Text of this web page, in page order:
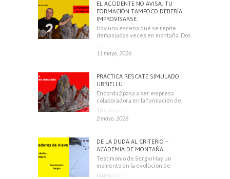
EL ACCIDENTE NO AVISA. TU
FORMACIÓN TAMPOCO DEBERÍA
IMPROVISARSE.
Hay una escena que se repite
demasiadas veces en montaña. Dos
11 mayo, 2026
PRÁCTICA RESCATE SIMULADO
URRIELLU
Encorda2 pasa a ser empresa
colaboradora en la formación de
Técnicos Deportivos
2 mayo, 2026
DE LA DUDA AL CRITERIO –
ACADEMIA DE MONTAÑA
Testimonio de Sergio Hay un
momento en la evolución de
cualquier montañero